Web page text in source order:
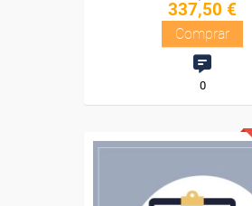
337,50 €
Comprar
0
Descuentos especiales